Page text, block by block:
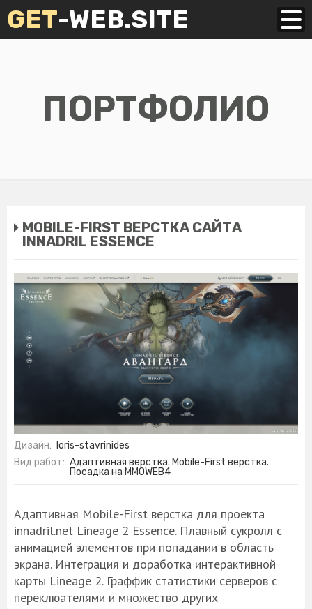
GET-WEB.SITE
ПОРТФОЛИО
MOBILE-FIRST ВЕРСТКА САЙТА
INNADRIL ESSENCE
Дизайн:
loris-stavrinides
Вид работ: Адаптивная верстка. Mobile-First верстка.
Посадка на MMOWEB4
Адаптивная Mobile-First верстка для проекта
innadril.net Lineage 2 Essence. Плавный сукролл с
анимацией элементов при попадании в область
экрана. Интеграция и доработка интерактивной
карты Lineage 2. Граффик статистики серверов с
переклюателями и множество других